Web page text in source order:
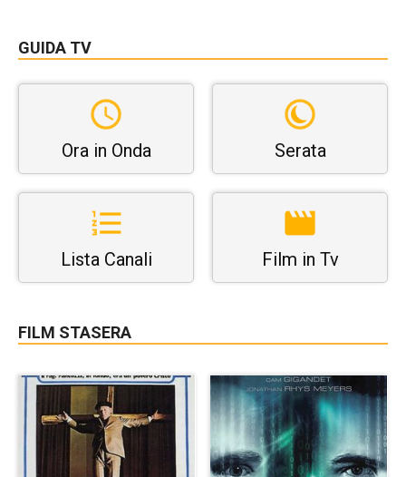
GUIDA TV
Ora in Onda Serata
Lista Canali Film in Tv
FILM STASERA